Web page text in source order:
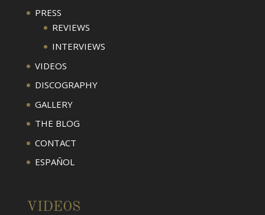
PRESS
REVIEWS
INTERVIEWS
VIDEOS
DISCOGRAPHY
GALLERY
THE BLOG
CONTACT
ESPAÑOL
VIDEOS